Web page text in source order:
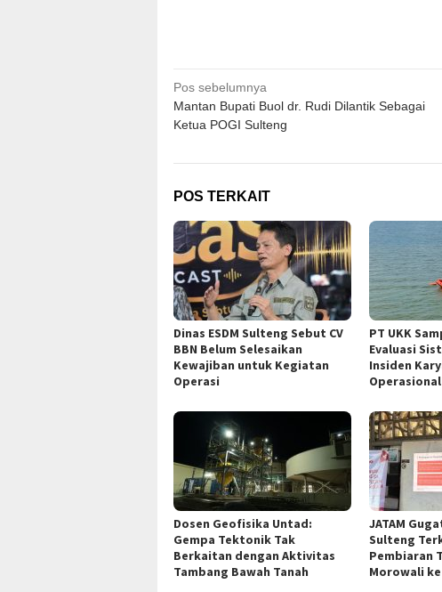
Navigasi
pos
Pos sebelumnya
Mantan Bupati Buol dr. Rudi Dilantik Sebagai
Ketua POGI Sulteng
POS TERKAIT
Dinas ESDM Sulteng Sebut CV
BBN Belum Selesaikan
Kewajiban untuk Kegiatan
Operasi
PT UKK
Evaluasi
Insiden
Operasional
Dosen Geofisika Untad:
Gempa Tektonik Tak
Berkaitan dengan Aktivitas
Tambang Bawah Tanah
JATAM
Sulteng
Pembiaran
Morowali ke